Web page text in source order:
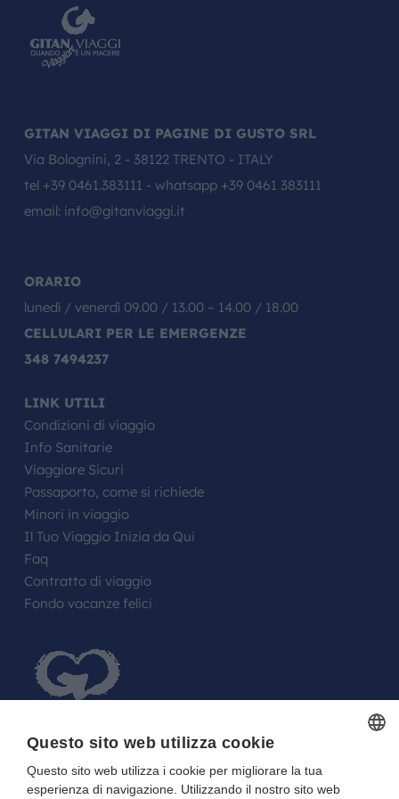
GITAN VIAGGI DI PAGINE DI GUSTO SRL
Via Bolognini, 2 - 38122 TRENTO - ITALY
tel +39 0461.383111 - whatsapp +39 0461 383111
email: info@gitanviaggi.it
ORARIO
lunedì / venerdì 09.00 / 13.00 – 14.00 / 18.00
CELLULARI PER LE EMERGENZE
348 7494237
LINK UTILI
Condizioni di viaggio
Info Sanitarie
Viaggiare Sicuri
Passaporto, come si richiede
Minori in viaggio
Il Tuo Viaggio Inizia da Qui
Faq
Contratto di viaggio
Fondo vacanze felici
FARE UN REGALO AGLI SPOSI O A UN
Questo sito web utilizza cookie
Questo sito web utilizza i cookie per migliorare la tua
esperienza di navigazione. Utilizzando il nostro sito web